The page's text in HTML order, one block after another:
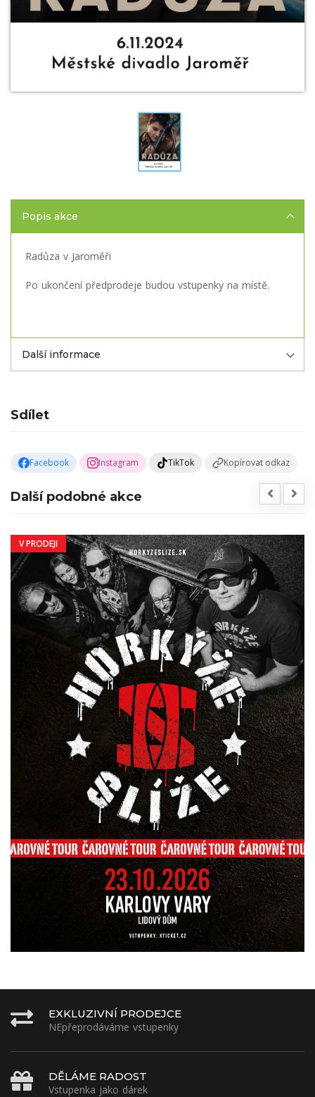
Popis akce
Radůza v Jaroměři
Po ukončení předprodeje budou vstupenky na místě.
Další informace
Sdílet
Facebook Instagram TikTok Kopírovat odkaz
Další podobné akce
V PRODEJI
EXKLUZIVNÍ PRODEJCE
NEpřeprodáváme vstupenky
DĚLÁME RADOST
Vstupenka jako dárek